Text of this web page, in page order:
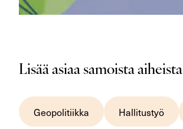
Lisää asiaa samoista aiheista
Geopolitiikka Hallitustyö